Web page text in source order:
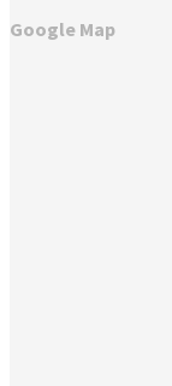
Google Map